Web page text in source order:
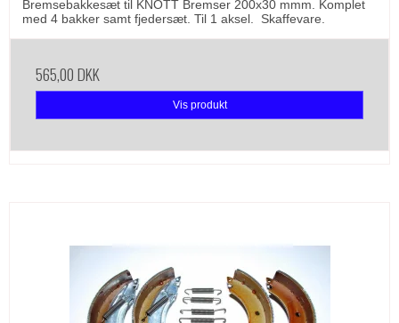
Bremsebakkesæt til KNOTT Bremser 200x30 mmm. Komplet
med 4 bakker samt fjedersæt. Til 1 aksel. Skaffevare.
565,00 DKK
Vis produkt